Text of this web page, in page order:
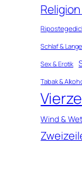
Schlaf &
Sex & Erotik
Tabak &
Wind &